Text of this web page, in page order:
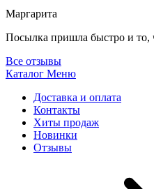
Маргарита
Посылка пришла быстро и
Все отзывы
Каталог Меню
Доставка и оплата
Контакты
Хиты продаж
Новинки
Отзывы